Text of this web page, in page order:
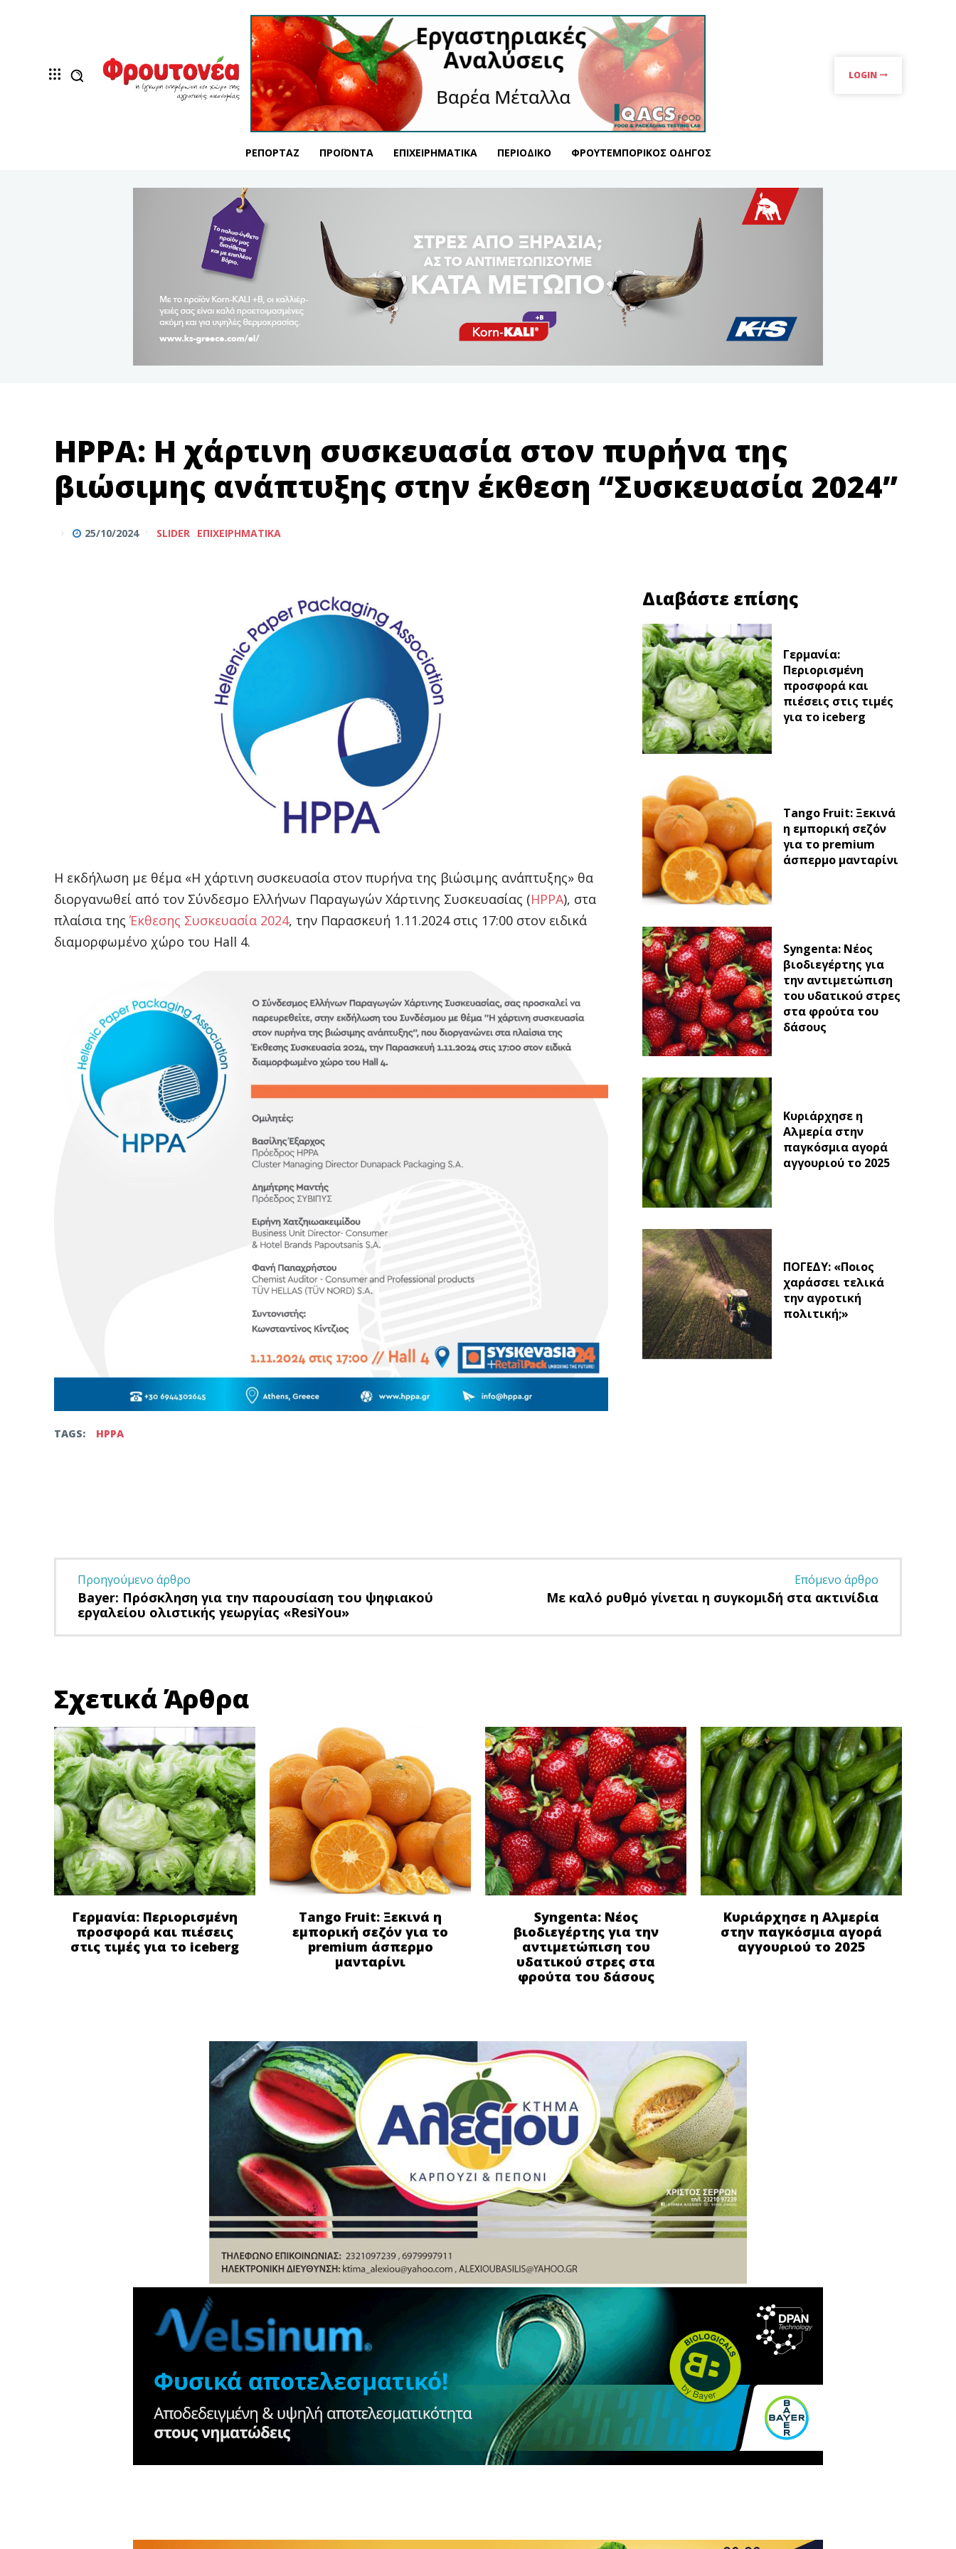
LOGIN
ΡΕΠΟΡΤΆΖ ΠΡΟΪΌΝΤΑ ΕΠΙΧΕΙΡΗΜΑΤΙΚΆ ΠΕΡΙΟΔΙΚΌ ΦΡΟΥΤΕΜΠΟΡΙΚΌΣ ΟΔΗΓΌΣ
ΗPPΑ: Η χάρτινη συσκευασία στον πυρήνα της
βιώσιμης ανάπτυξης στην έκθεση “Συσκευασία 2024”
25/10/2024 SLIDER ΕΠΙΧΕΙΡΗΜΑΤΙΚΆ
Η εκδήλωση με θέμα «Η χάρτινη συσκευασία στον πυρήνα της βιώσιμης ανάπτυξης» θα
διοργανωθεί από τον Σύνδεσμο Ελλήνων Παραγωγών Χάρτινης Συσκευασίας (ΗΡΡΑ), στα
πλαίσια της Έκθεσης Συσκευασία 2024, την Παρασκευή 1.11.2024 στις 17:00 στον ειδικά
διαμορφωμένο χώρο του Hall 4.
TAGS: ΗΡΡΑ
Διαβάστε επίσης
Γερμανία:
Περιορισμένη
προσφορά και
πιέσεις στις τιμές
για το iceberg
Tango Fruit: Ξεκινά
η εμπορική σεζόν
για το premium
άσπερμο μανταρίνι
Syngenta: Νέος
βιοδιεγέρτης για
την αντιμετώπιση
του υδατικού στρες
στα φρούτα του
δάσους
Κυριάρχησε η
Αλμερία στην
παγκόσμια αγορά
αγγουριού το 2025
ΠΟΓΕΔΥ: «Ποιος
χαράσσει τελικά
την αγροτική
πολιτική;»
Προηγούμενο άρθρο
Bayer: Πρόσκληση για την παρουσίαση του ψηφιακού
εργαλείου ολιστικής γεωργίας «ResiYou»
Επόμενο άρθρο
Με καλό ρυθμό γίνεται η συγκομιδή στα ακτινίδια
Σχετικά Άρθρα
Γερμανία: Περιορισμένη
προσφορά και πιέσεις
στις τιμές για το iceberg
Tango Fruit: Ξεκινά η
εμπορική σεζόν για το
premium άσπερμο
μανταρίνι
Syngenta: Νέος
βιοδιεγέρτης για την
αντιμετώπιση του
υδατικού στρες στα
φρούτα του δάσους
Κυριάρχησε η Αλμερία
στην παγκόσμια αγορά
αγγουριού το 2025